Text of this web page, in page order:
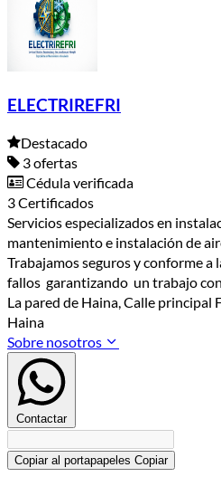
ELECTRIREFRI
Destacado
3 ofertas
Cédula verificada
3 Certificados
Servicios especializados en
mantenimiento e instalación de
Trabajamos seguros y conforme a
fallos garantizando un trabajo
La pared de Haina, Calle
Haina
Sobre nosotros
Contactar
Copiar al portapapeles Copiar